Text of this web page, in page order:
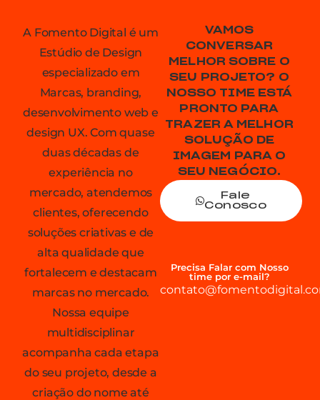
A Fomento Digital é um
Estúdio de Design
especializado em
Marcas, branding,
desenvolvimento web e
design UX. Com quase
duas décadas de
experiência no
mercado, atendemos
clientes, oferecendo
soluções criativas e de
alta qualidade que
fortalecem e destacam
marcas no mercado.
Nossa equipe
multidisciplinar
acompanha cada etapa
do seu projeto, desde a
criação do nome até
VAMOS
CONVERSAR
MELHOR SOBRE O
SEU PROJETO? O
NOSSO TIME ESTÁ
PRONTO PARA
TRAZER A MELHOR
SOLUÇÃO DE
IMAGEM PARA O
SEU NEGÓCIO.
Fale
Conosco
Precisa Falar com Nosso
time por e-mail?